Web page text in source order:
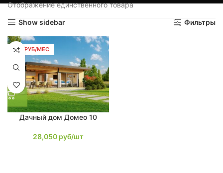
Отображение единственного товара
Show sidebar Фильтры
533 РУБ/МЕС
Дачный дом Домео 10
28,050 руб/шт